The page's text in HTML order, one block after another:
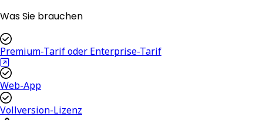
Was Sie brauchen
Premium-Tarif oder Enterprise-Tarif
Web-App
Vollversion-Lizenz